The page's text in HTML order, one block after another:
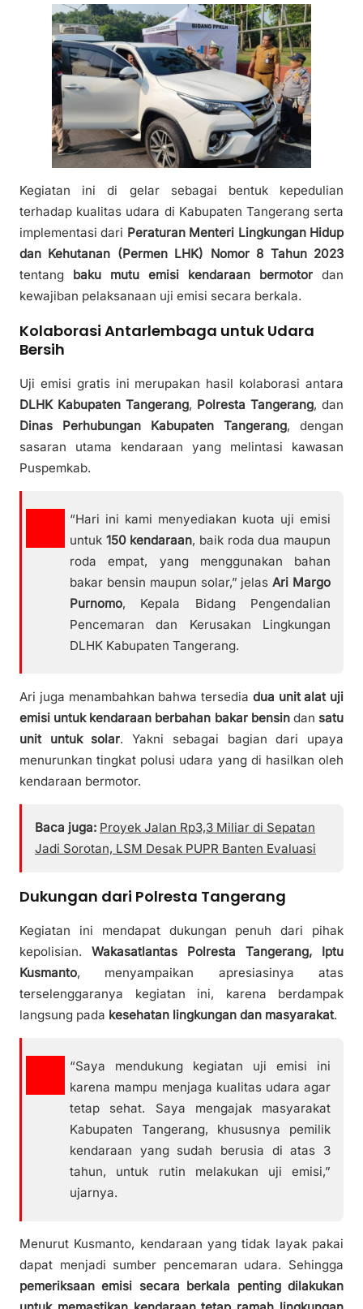
Kegiatan ini di gelar sebagai bentuk kepedulian
terhadap kualitas udara di Kabupaten Tangerang serta
implementasi dari Peraturan Menteri Lingkungan Hidup
dan Kehutanan (Permen LHK) Nomor 8 Tahun 2023
tentang baku mutu emisi kendaraan bermotor dan
kewajiban pelaksanaan uji emisi secara berkala.
Kolaborasi Antarlembaga untuk Udara
Bersih
Uji emisi gratis ini merupakan hasil kolaborasi antara
DLHK Kabupaten Tangerang, Polresta Tangerang, dan
Dinas Perhubungan Kabupaten Tangerang, dengan
sasaran utama kendaraan yang melintasi kawasan
Puspemkab.
“Hari ini kami menyediakan kuota uji emisi
untuk 150 kendaraan, baik roda dua maupun
roda empat, yang menggunakan bahan
bakar bensin maupun solar,” jelasAri Margo
Purnomo, Kepala Bidang Pengendalian
Pencemaran dan Kerusakan Lingkungan
DLHK Kabupaten Tangerang.
Ari juga menambahkan bahwa tersedia dua unit alat uji
emisi untuk kendaraan berbahan bakar bensindan satu
unit untuk solar. Yakni sebagai bagian dari upaya
menurunkan tingkat polusi udara yang di hasilkan oleh
kendaraan bermotor.
Baca juga: Proyek Jalan Rp3,3 Miliar di Sepatan
Jadi Sorotan, LSM Desak PUPR Banten Evaluasi
Dukungan dari Polresta Tangerang
Kegiatan ini mendapat dukungan penuh dari pihak
kepolisian. Wakasatlantas Polresta Tangerang, Iptu
Kusmanto, menyampaikan apresiasinya atas
terselenggaranya kegiatan ini, karena berdampak
langsung pada kesehatan lingkungan dan masyarakat.
“Saya mendukung kegiatan uji emisi ini
karena mampu menjaga kualitas udara agar
tetap sehat. Saya mengajak masyarakat
Kabupaten Tangerang, khususnya pemilik
kendaraan yang sudah berusia di atas 3
tahun, untuk rutin melakukan uji emisi,”
ujarnya.
Menurut Kusmanto, kendaraan yang tidak layak pakai
dapat menjadi sumber pencemaran udara. Sehingga
pemeriksaan emisi secara berkala penting dilakukan